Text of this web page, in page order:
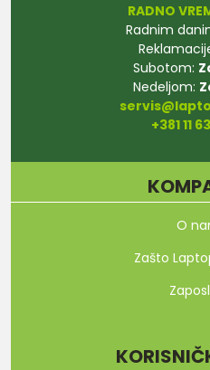
RADNO
Radnim
Subotom:
Nedeljom:
+381 11
O
Zašto